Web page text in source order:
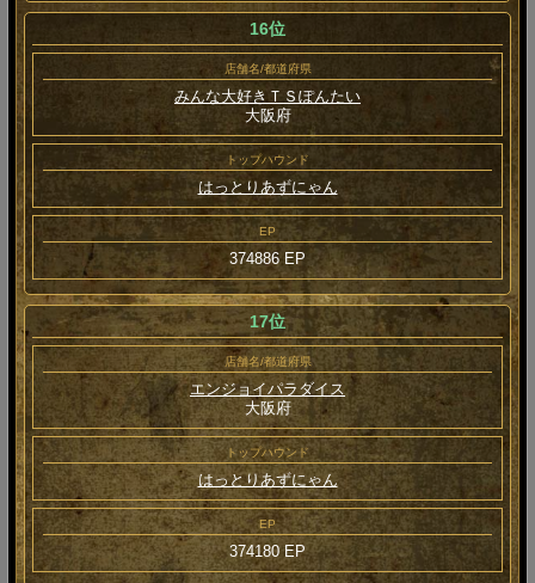
16位
店舗名/都道府県
みんな大好きＴＳぽんたい
大阪府
トップハウンド
はっとりあずにゃん
EP
374886 EP
17位
店舗名/都道府県
エンジョイパラダイス
大阪府
トップハウンド
はっとりあずにゃん
EP
374180 EP